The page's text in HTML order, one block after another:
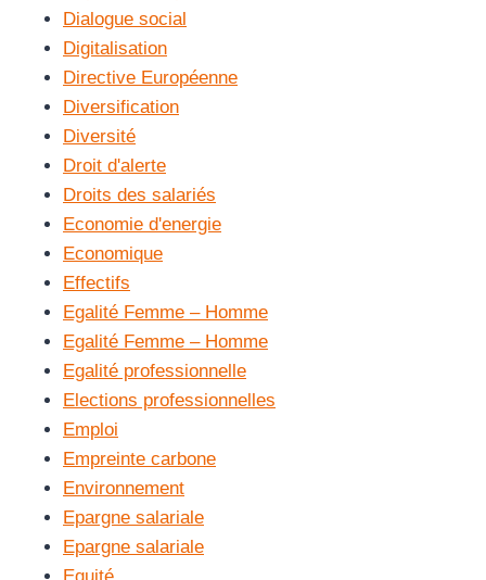
Dialogue social
Digitalisation
Directive Européenne
Diversification
Diversité
Droit d'alerte
Droits des salariés
Economie d'energie
Economique
Effectifs
Egalité Femme – Homme
Egalité Femme – Homme
Egalité professionnelle
Elections professionnelles
Emploi
Empreinte carbone
Environnement
Epargne salariale
Epargne salariale